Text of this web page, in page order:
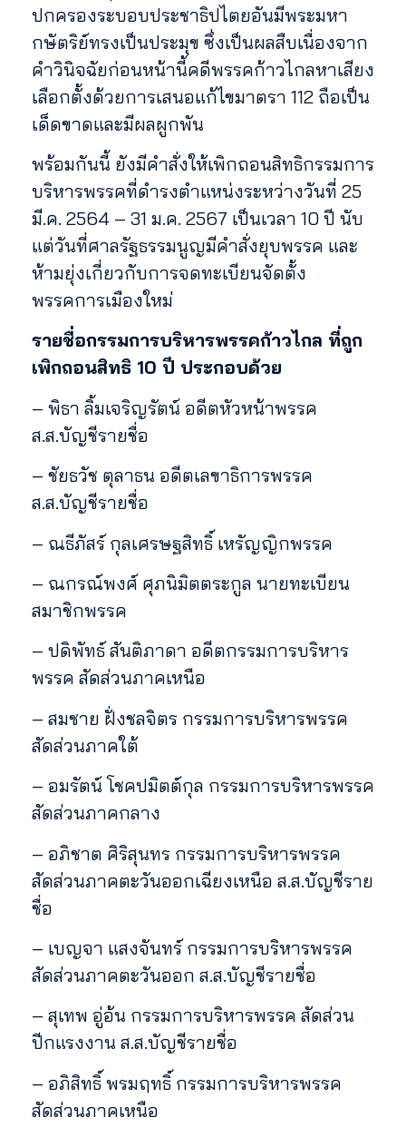
ปกครองระบอบประชาธิปไตยอันมีพระมหา
กษัตริย์ทรงเป็นประมุข ซึ่งเป็นผลสืบเนื่องจาก
คำวินิจฉัยก่อนหน้านี้คดีพรรคก้าวไกลหาเสียง
เลือกตั้งด้วยการเสนอแก้ไขมาตรา 112 ถือเป็น
เด็ดขาดและมีผลผูกพัน
พร้อมกันนี้ ยังมีคำสั่งให้เพิกถอนสิทธิกรรมการ
บริหารพรรคที่ดำรงตำแหน่งระหว่างวันที่ 25
มี.ค. 2564 – 31 ม.ค. 2567 เป็นเวลา 10 ปี นับ
แต่วันที่ศาลรัฐธรรมนูญมีคำสั่งยุบพรรค และ
ห้ามยุ่งเกี่ยวกับการจดทะเบียนจัดตั้ง
พรรคการเมืองใหม่
รายชื่อกรรมการบริหารพรรคก้าวไกล ที่ถูก
เพิกถอนสิทธิ 10 ปี ประกอบด้วย
– พิธา ลิ้มเจริญรัตน์ อดีตหัวหน้าพรรค
ส.ส.บัญชีรายชื่อ
– ชัยธวัช ตุลาธน อดีตเลขาธิการพรรค
ส.ส.บัญชีรายชื่อ
– ณธีภัสร์ กุลเศรษฐสิทธิ์ เหรัญญิกพรรค
– ณกรณ์พงศ์ ศุภนิมิตตระกูล นายทะเบียน
สมาชิกพรรค
– ปดิพัทธ์ สันติภาดา อดีตกรรมการบริหาร
พรรค สัดส่วนภาคเหนือ
– สมชาย ฝั่งชลจิตร กรรมการบริหารพรรค
สัดส่วนภาคใต้
– อมรัตน์ โชคปมิตต์กุล กรรมการบริหารพรรค
สัดส่วนภาคกลาง
– อภิชาต ศิริสุนทร กรรมการบริหารพรรค
สัดส่วนภาคตะวันออกเฉียงเหนือ ส.ส.บัญชีราย
ชื่อ
– เบญจา แสงจันทร์ กรรมการบริหารพรรค
สัดส่วนภาคตะวันออก ส.ส.บัญชีรายชื่อ
– สุเทพ อู่อ้น กรรมการบริหารพรรค สัดส่วน
ปีกแรงงาน ส.ส.บัญชีรายชื่อ
– อภิสิทธิ์ พรมฤทธิ์ กรรมการบริหารพรรค
สัดส่วนภาคเหนือ